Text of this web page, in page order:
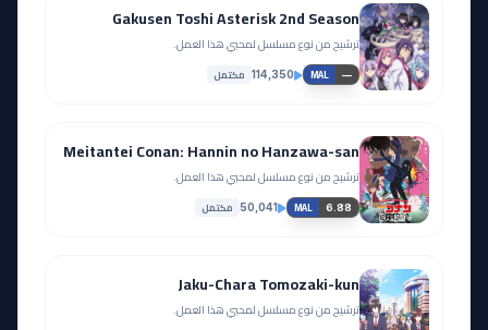
Gakusen Toshi Asterisk 2nd Season
ترشيح من نوع مسلسل لمحبي هذا العمل.
MAL —
114,350 مكتمل
Meitantei Conan: Hannin no Hanzawa-san
ترشيح من نوع مسلسل لمحبي هذا العمل.
MAL 6.88
50,041 مكتمل
Jaku-Chara Tomozaki-kun
ترشيح من نوع مسلسل لمحبي هذا العمل.